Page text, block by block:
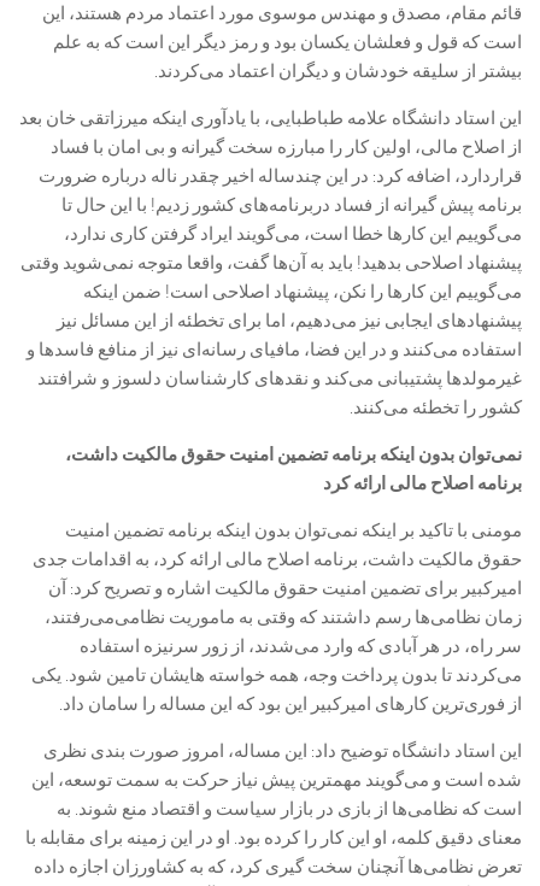
قائم مقام، مصدق و مهندس موسوی مورد اعتماد مردم هستند، این
است که قول و فعلشان یکسان بود و رمز دیگر این است که به علم
بیشتر از سلیقه خودشان و دیگران اعتماد می‌کردند.
این استاد دانشگاه علامه طباطبایی، با یادآوری اینکه میرزاتقی خان بعد
از اصلاح مالی، اولین کار را مبارزه سخت گیرانه و بی امان با فساد
قراردارد، اضافه کرد: در این چندساله اخیر چقدر ناله درباره ضرورت
برنامه پیش گیرانه از فساد دربرنامه‌های کشور زدیم! با این حال تا
می‌گوییم این کار‌ها خطا است، می‌گویند ایراد گرفتن کاری ندارد،
پیشنهاد اصلاحی بدهید! باید به آن‌ها گفت، واقعا متوجه نمی‌شوید وقتی
می‌گوییم این کار‌ها را نکن، پیشنهاد اصلاحی است! ضمن اینکه
پیشنهاد‌های ایجابی نیز می‌دهیم، اما برای تخطئه از این مسائل نیز
استفاده می‌کنند و در این فضا، مافیای رسانه‌ای نیز از منافع فاسد‌ها و
غیرمولد‌ها پشتیبانی می‌کند و نقد‌های کارشناسان دلسوز و شرافتند
کشور را تخطئه می‌کنند.
نمی‌توان بدون اینکه برنامه تضمین امنیت حقوق مالکیت داشت،
برنامه اصلاح مالی ارائه کرد
مومنی با تاکید بر اینکه نمی‌توان بدون اینکه برنامه تضمین امنیت
حقوق مالکیت داشت، برنامه اصلاح مالی ارائه کرد، به اقدامات جدی
امیرکبیر برای تضمین امنیت حقوق مالکیت اشاره و تصریح کرد: آن
زمان نظامی‌ها رسم داشتند که وقتی به ماموریت نظامی‌می‌رفتند،
سر راه، در هر آبادی که وارد می‌شدند، از زور سرنیزه استفاده
می‌کردند تا بدون پرداخت وجه، همه خواسته هایشان تامین شود. یکی
از فوری‌ترین کار‌های امیرکبیر این بود که این مساله را سامان داد.
این استاد دانشگاه توضیح داد: این مساله، امروز صورت بندی نظری
شده است و می‌گویند مهمترین پیش نیاز حرکت به سمت توسعه، این
است که نظامی‌ها از بازی در بازار سیاست و اقتصاد منع شوند. به
معنای دقیق کلمه، او این کار را کرده بود. او در این زمینه برای مقابله با
تعرض نظامی‌ها آنچنان سخت گیری کرد، که به کشاورزان اجازه داده